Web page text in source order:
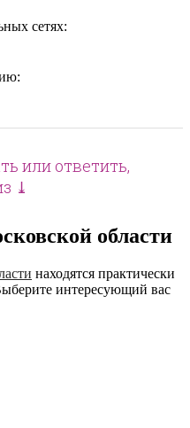
сетях:
или ответить,
⤓
области
находятся практически
интересующий вас